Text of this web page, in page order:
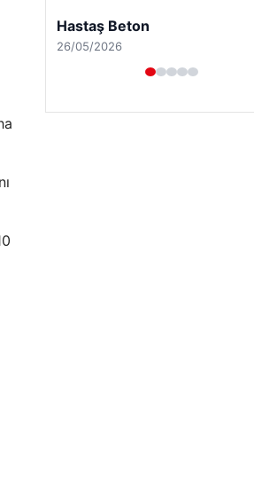
Enes Kaplan Avukatlık Bürosu
28/04/2026